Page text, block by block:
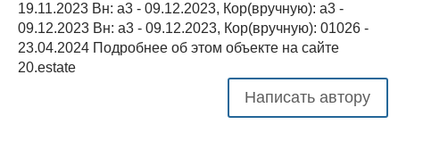
19.11.2023 Вн: a3 - 09.12.2023, Кор(вручную): a3 -
09.12.2023 Вн: a3 - 09.12.2023, Кор(вручную): 01026 -
23.04.2024 Подробнее об этом объекте на сайте
20.estate
Написать автору